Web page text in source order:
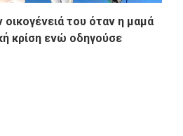
του όταν η μαμά
κρίση ενώ οδηγούσε